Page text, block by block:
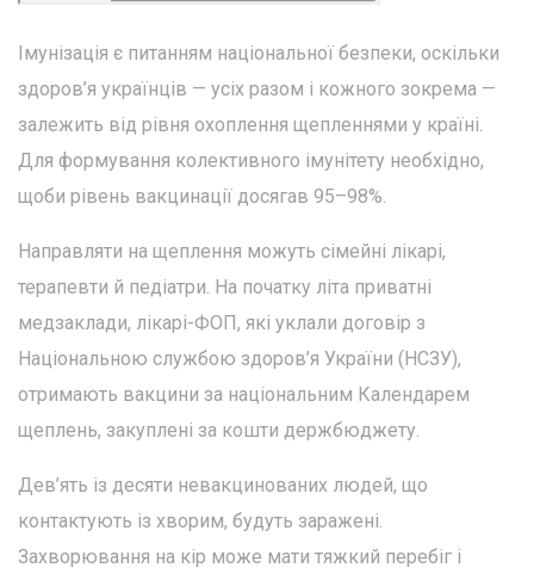
Імунізація є питанням національної безпеки, оскільки
здоров’я українців — усіх разом і кожного зокрема —
залежить від рівня охоплення щепленнями у країні.
Для формування колективного імунітету необхідно,
щоби рівень вакцинації досягав 95–98%.
Направляти на щеплення можуть сімейні лікарі,
терапевти й педіатри. На початку літа приватні
медзаклади, лікарі-ФОП, які уклали договір з
Національною службою здоров’я України (НСЗУ),
отримають вакцини за національним Календарем
щеплень, закуплені за кошти держбюджету.
Дев’ять із десяти невакцинованих людей, що
контактують із хворим, будуть заражені.
Захворювання на кір може мати тяжкий перебіг і